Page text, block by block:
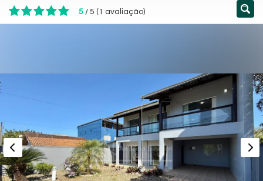
5 / 5 ( 1 avaliação)